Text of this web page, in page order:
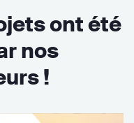
ont été
nos
!